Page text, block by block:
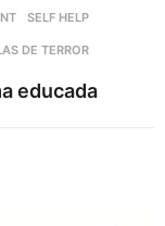
,SELF HELP
DE TERROR
educada